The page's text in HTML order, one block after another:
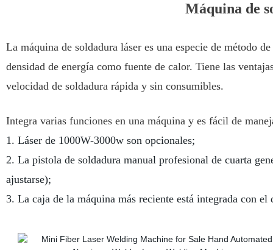
Máquina de
La máquina de soldadura láser es una especie de método
densidad de energía como fuente de calor. Tiene las
velocidad de soldadura rápida y sin consumibles.
Integra varias funciones en una máquina y es fácil de
1. Láser de 1000W-3000w son opcionales;
2. La pistola de soldadura manual profesional de cuarta
ajustarse);
3. La caja de la máquina más reciente está integrada con el